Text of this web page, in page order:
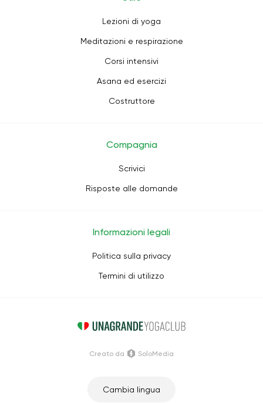
Lezioni di yoga
Meditazioni e respirazione
Corsi intensivi
Asana ed esercizi
Costruttore
Compagnia
Scrivici
Risposte alle domande
Informazioni legali
Politica sulla privacy
Termini di utilizzo
Cambia lingua
Creato da SoloMedia